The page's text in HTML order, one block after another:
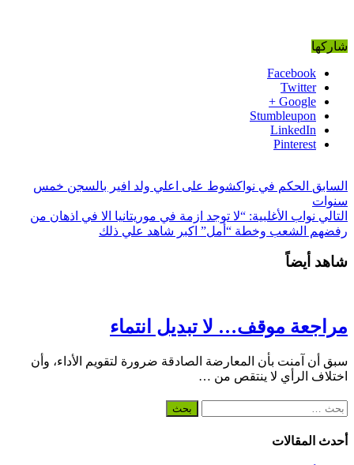
شاركها
Facebook
Twitter
Google +
Stumbleupon
LinkedIn
Pinterest
السابق الحكم في نواكشوط على اعلي ولد افير بالسجن خمس
سنوات
التالي نواب الأغلبية: “لا توجد ازمة في موريتانيا الا في اذهان من
رفضهم الشعب وخطة “أمل” اكبر شاهد علي ذلك
شاهد أيضاً
مراجعة موقف… لا تبديل انتماء
سبق أن آمنت بأن المعارضة الصادقة ضرورة لتقويم الأداء، وأن
اختلاف الرأي لا ينتقص من …
البحث
أحدث المقالات